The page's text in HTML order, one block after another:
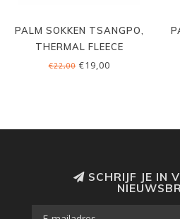
PALM SOKKEN TSANGPO,
THERMAL FLEECE
€22,00€19,00
SCHRIJF JE IN